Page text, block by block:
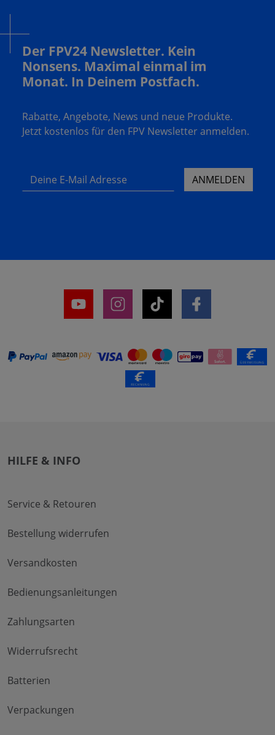
Der FPV24 Newsletter. Kein
Nonsens. Maximal einmal im
Monat. In Deinem Postfach.
Rabatte, Angebote, News und neue Produkte.
Jetzt kostenlos für den FPV Newsletter anmelden.
Deine E-Mail Adresse ANMELDEN
HILFE & INFO
Service & Retouren
Bestellung widerrufen
Versandkosten
Bedienungsanleitungen
Zahlungsarten
Widerrufsrecht
Batterien
Verpackungen